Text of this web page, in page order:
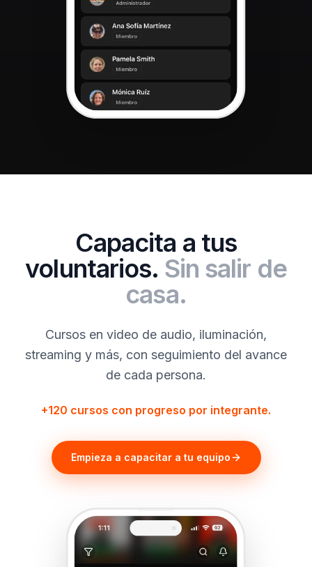
Capacita a tus
voluntarios. Sin salir de
casa.
Cursos en video de audio, iluminación,
streaming y más, con seguimiento del avance
de cada persona.
+120 cursos con progreso por integrante.
Empieza a capacitar a tu equipo